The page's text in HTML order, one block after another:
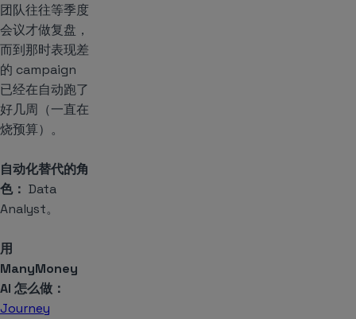
团队往往等季度
会议才做复盘，
而到那时表现差
的 campaign
已经在自动跑了
好几周（一直在
烧预算）。
自动化替代的角
色： Data
Analyst。
用
ManyMoney
AI 怎么做：
Journey